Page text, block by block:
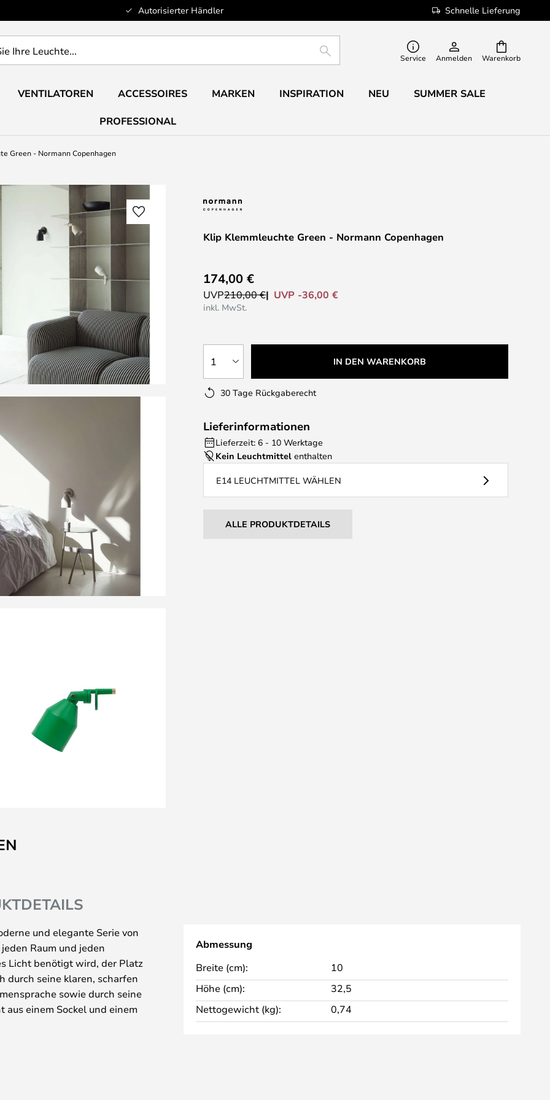
Autorisierter Händler Schnelle Lieferung
Warenkorb
SUCHE Service Anmelden
VENTILATOREN ACCESSOIRES MARKEN INSPIRATION NEU SUMMER SALE
PROFESSIONAL
Green - Normann Copenhagen
Klip Klemmleuchte Green - Normann Copenhagen
174,00 €
UVP210,00 € UVP -36,00 €
inkl. MwSt.
1 IN DEN WARENKORB
30 Tage Rückgaberecht
Lieferinformationen
Lieferzeit: 6 - 10 Werktage
Kein Leuchtmittel enthalten
E14 LEUCHTMITTEL WÄHLEN
ALLE PRODUKTDETAILS
und elegante Serie von
Raum und jeden
Licht benötigt wird, der Platz
durch seine klaren, scharfen
sowie durch seine
einem Sockel und einem
Abmessung
Breite (cm):
10
Höhe (cm):
32,5
Nettogewicht (kg):
0,74